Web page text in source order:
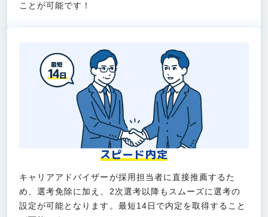
ことが可能です！
スピード内定
キャリアアドバイザーが採用担当者に直接推薦するた
め、選考免除に加え、2次選考以降もスムーズに選考の
設定が可能となります。最短14日で内定を取得すること